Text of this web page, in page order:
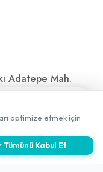
Adatepe Mah.
İzmir
optimize etmek için
Tümünü Kabul Et
✖